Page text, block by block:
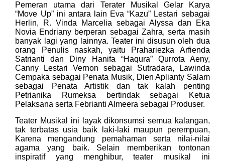
Pemeran utama dari Terater Musikal Gelar Karya
“Move Up” ini antara lain Eva “Kazu” Lestari sebagai
Herlin, R. Vinda Marcelia sebagai Alyssa dan Eka
Novia Endriany berperan sebagai Zahra, serta masih
banyak lagi yang lainnya. Teater ini disusun oleh dua
orang Penulis naskah, yaitu Prahariezka Arfienda
Satrianti dan Diny Hanifa “Haqura” Qurrota Aeny,
Canny Lestari Vernon sebagai Sutradara, Lawinda
Cempaka sebagai Penata Musik, Dien Aplianty Salam
sebagai Penata Artistik dan tak kalah penting
Petrianika Rumeksa bertindak sebagai Ketua
Pelaksana serta Febrianti Almeera sebagai Produser.
Teater Musikal ini layak dikonsumsi semua kalangan,
tak terbatas usia baik laki-laki maupun perempuan,
Karena mengandung pemahaman serta nilai-nilai
agama yang baik. Selain memberikan tontonan
inspiratif yang menghibur, teater musikal ini